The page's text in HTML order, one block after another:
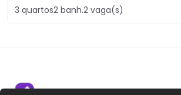
3 quartos2 banh.2 vaga(s)